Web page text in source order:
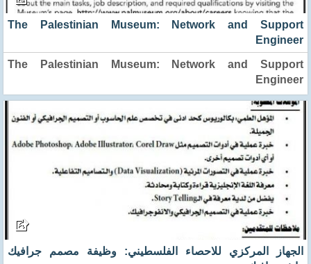
The Palestinian Museum: Network and Support
Engineer
The Palestinian Museum: Network and Support
Engineer
الجهاز المركزي للاحصاء الفلسطيني: وظيفة مصمم جرافيك